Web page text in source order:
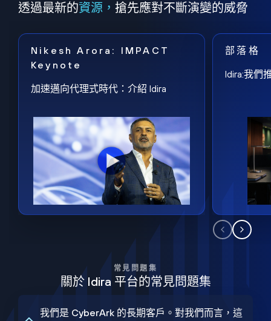
透過最新的資源， 搶先應對不斷演變的威脅
Nikesh Arora: IMPACT
Keynote
加速邁向代理式時代：介紹 Idira
部落格
Idira:我們
常見問題集
關於 Idira 平台的常見問題集
我們是 CyberArk 的長期客戶。對我們而言，這